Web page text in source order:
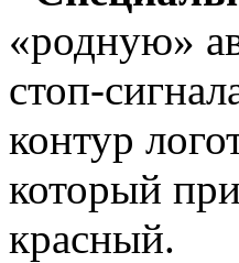
«родную»
стоп-
контур
который
красный.